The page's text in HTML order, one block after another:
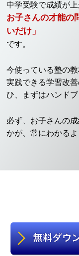
中学受験で成績が上
お子さんの才能の
いだけ」
です。
今使っている塾の
実践できる学習改
ひ、まずはハンド
必ず、お子さんの
かが、常にわかるよ